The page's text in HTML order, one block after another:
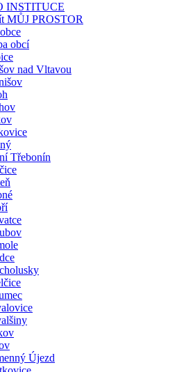
INSTITUCE
MŮJ PROSTOR
obcí
nad Vltavou
Třebonín
Újezd